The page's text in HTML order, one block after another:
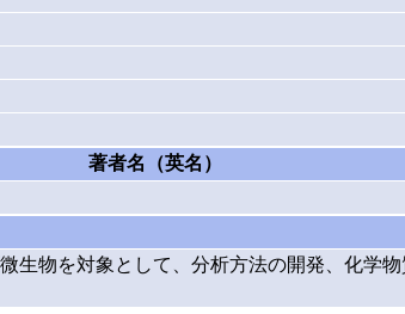
著者名（英名）
生物を対象として、分析方法の開発、化学